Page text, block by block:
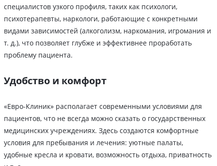
специалистов узкого профиля, таких как психологи,
психотерапевты, наркологи, работающие с конкретными
видами зависимостей (алкоголизм, наркомания, игромания и
т. д.), что позволяет глубже и эффективнее проработать
проблему пациента.
Удобство и комфорт
«Евро-Клиник» располагает современными условиями для
пациентов, что не всегда можно сказать о государственных
медицинских учреждениях. Здесь создаются комфортные
условия для пребывания и лечения: уютные палаты,
удобные кресла и кровати, возможность отдыха, приватность